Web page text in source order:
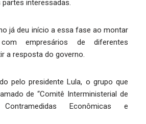
interessadas.
já deu início a essa fase ao montar
empresários de diferentes
a resposta do governo.
pelo presidente Lula, o grupo que
de “Comitê Interministerial de
Econômicas e